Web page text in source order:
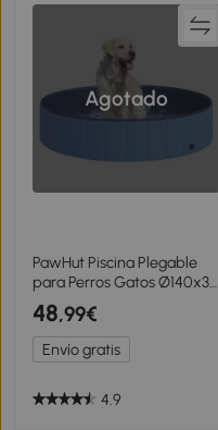
Agotado
PawHut Piscina Plegable
para Perros Gatos Ø140x30
cm Bañera Portátil para
Mascotas PVC
Antideslizante Múltiples
Usos Color Azul
48,99€
Envío gratis
4.9